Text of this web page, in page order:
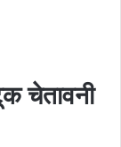
चेतावनी